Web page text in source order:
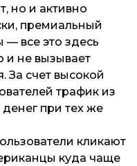
но и активно
премиальный
— все это здесь
и не вызывает
За счет высокой
трафик из
при тех же
кликают
куда чаще